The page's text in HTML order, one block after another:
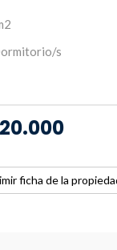
s
ficha de la